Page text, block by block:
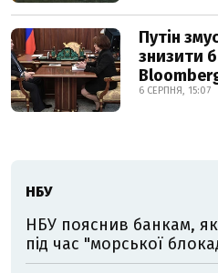
Путін
знизити
6 СЕРПНЯ, 15:07
НБУ
НБУ пояснив банкам, як
під час "морської